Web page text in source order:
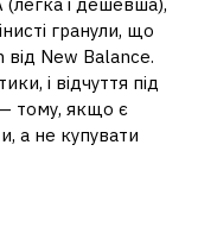
гранули, що
New Balance.
і відчуття під
— тому, якщо є
а не купувати